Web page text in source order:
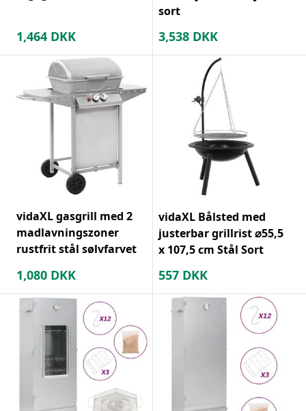
1,464 DKK
sort
3,538 DKK
vidaXL gasgrill med 2
madlavningszoner
rustfrit stål sølvfarvet
1,080 DKK
vidaXL Bålsted med
justerbar grillrist ⌀55,5
x 107,5 cm Stål Sort
557 DKK